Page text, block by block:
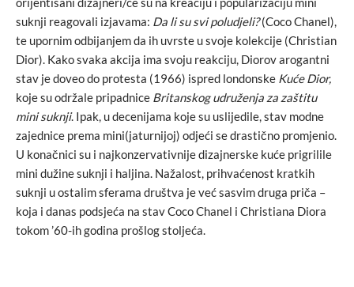
suknji reagovali izjavama: Da li su svi poludjeli?(Coco Chanel),
te upornim odbijanjem da ih uvrste u svoje kolekcije (Christian
Dior). Kako svaka akcija ima svoju reakciju, Diorov arogantni
stav je doveo do protesta (1966) ispred londonske Kuće Dior,
koje su održale pripadnice Britanskog udruženja za zaštitu
mini suknji. Ipak, u decenijama koje su uslijedile, stav modne
zajednice prema mini(jaturnijoj) odjeći se drastično promjenio.
U konačnici su i najkonzervativnije dizajnerske kuće prigrilile
mini dužine suknji i haljina. Nažalost, prihvaćenost kratkih
suknji u ostalim sferama društva je već sasvim druga priča –
koja i danas podsjeća na stav Coco Chanel i Christiana Diora
tokom ’60-ih godina prošlog stoljeća.